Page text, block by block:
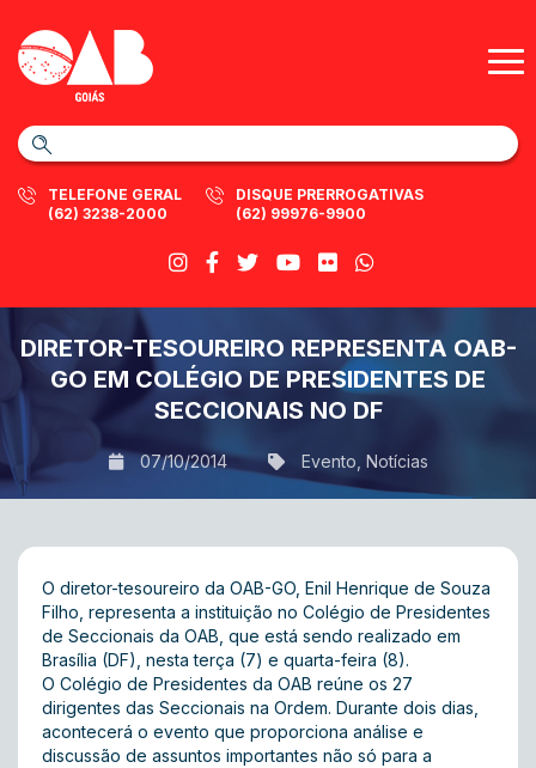
TELEFONE GERAL
(62) 3238-2000
DISQUE PRERROGATIVAS
(62) 99976-9900
DIRETOR-TESOUREIRO REPRESENTA OAB-
GO EM COLÉGIO DE PRESIDENTES DE
SECCIONAIS NO DF
07/10/2014 Evento Notícias
O diretor-tesoureiro da OAB-GO, Enil Henrique de Souza
Filho, representa a instituição no Colégio de Presidentes
de Seccionais da OAB, que está sendo realizado em
Brasília (DF), nesta terça (7) e quarta-feira (8).
O Colégio de Presidentes da OAB reúne os 27
dirigentes das Seccionais na Ordem. Durante dois dias,
acontecerá o evento que proporciona análise e
discussão de assuntos importantes não só para a